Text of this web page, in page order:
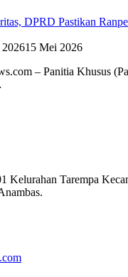
DPRD Pastikan
15 Mei 2026
– Panitia Khusus
Kelurahan Tarempa